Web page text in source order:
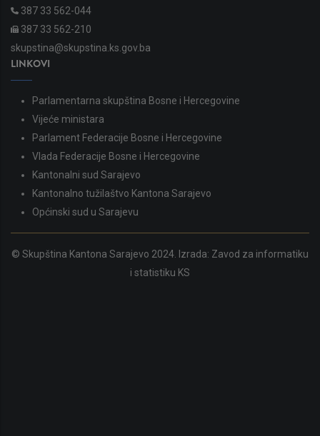
387 33 562-044
387 33 562-210
skupstina@skupstina.ks.gov.ba
LINKOVI
Parlamentarna skupština Bosne i Hercegovine
Vijeće ministara
Parlament Federacije Bosne i Hercegovine
Vlada Federacije Bosne i Hercegovine
Kantonalni sud Sarajevo
Kantonalno tužilaštvo Kantona Sarajevo
Općinski sud u Sarajevu
© Skupština Kantona Sarajevo 2024. Izrada: Zavod za informatiku
i statistiku KS